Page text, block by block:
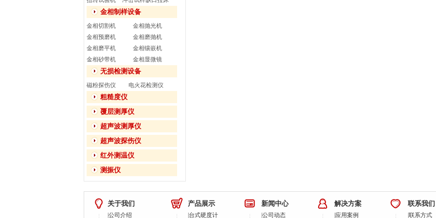
金相制样设备
金相切割机
金相抛光机
金相预磨机
金相磨抛机
金相磨平机
金相镶嵌机
金相砂带机
金相显微镜
无损检测设备
磁粉探伤仪 电火花检测仪
粗糙度仪
覆层测厚仪
超声波测厚仪
超声波探伤仪
红外测温仪
测振仪
关于我们
公司介绍
产品展示
台式硬度计
新闻中心
公司动态
解决方案
应用案例
联系我们
联系方式